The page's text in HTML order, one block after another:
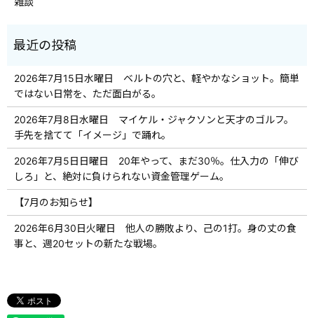
2026年7月15日水曜日 ベルトの穴と、軽やかなショット。簡単
ではない日常を、ただ面白がる。
2026年7月8日水曜日 マイケル・ジャクソンと天才のゴルフ。
手先を捨てて「イメージ」で踊れ。
2026年7月5日日曜日 20年やって、まだ30％。仕入力の「伸び
しろ」と、絶対に負けられない資金管理ゲーム。
【7月のお知らせ】
2026年6月30日火曜日 他人の勝敗より、己の1打。身の丈の食
事と、週20セットの新たな戦場。